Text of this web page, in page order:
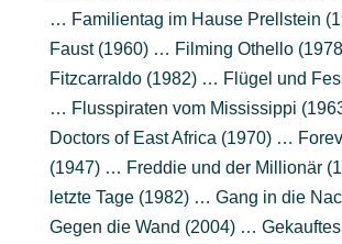
… Familientag im Hause Prellstein
Faust (1960) … Filming Othello
Fitzcarraldo (1982) … Flügel und
… Flusspiraten vom Mississippi
Doctors of East Africa (1970) …
(1947) … Freddie und der Millionär
letzte Tage (1982) … Gang in die
Gegen die Wand (2004) …